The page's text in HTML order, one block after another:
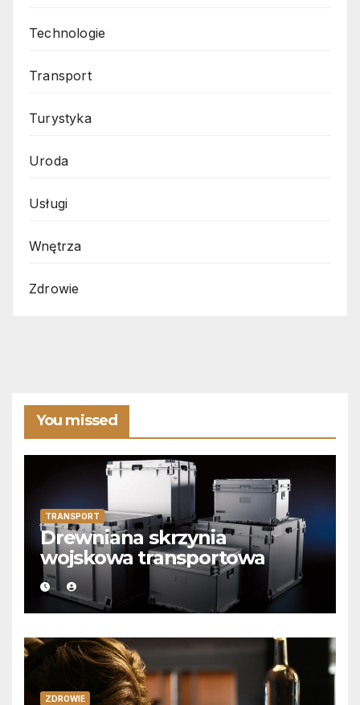
Technologie
Transport
Turystyka
Uroda
Usługi
Wnętrza
Zdrowie
You missed
TRANSPORT
Drewniana skrzynia
wojskowa transportowa
ZDROWIE